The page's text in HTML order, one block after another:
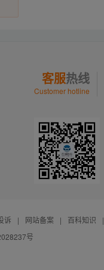
客服热线
Customer hotline
诉 | 网站备案 | 百科知识 |
号